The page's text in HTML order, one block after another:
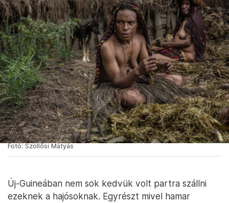
Fotó: Szöllősi Mátyás
Új-Guineában nem sok kedvük volt partra szállni
ezeknek a hajósoknak. Egyrészt mivel hamar